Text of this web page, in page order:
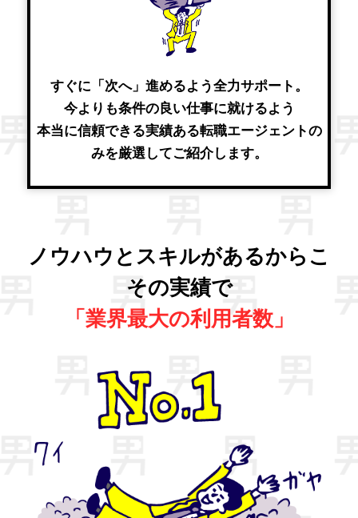
すぐに「次へ」進めるよう全力サポート。
今よりも条件の良い仕事に就けるよう
本当に信頼できる実績ある転職エージェントの
みを厳選してご紹介します。
ノウハウとスキルがあるからこ
その実績で
「業界最大の利用者数」